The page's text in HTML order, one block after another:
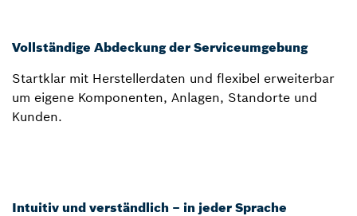
Vollständige Abdeckung der Serviceumgebung
Startklar mit Herstellerdaten und flexibel erweiterbar
um eigene Komponenten, Anlagen, Standorte und
Kunden.
Intuitiv und verständlich – in jeder Sprache